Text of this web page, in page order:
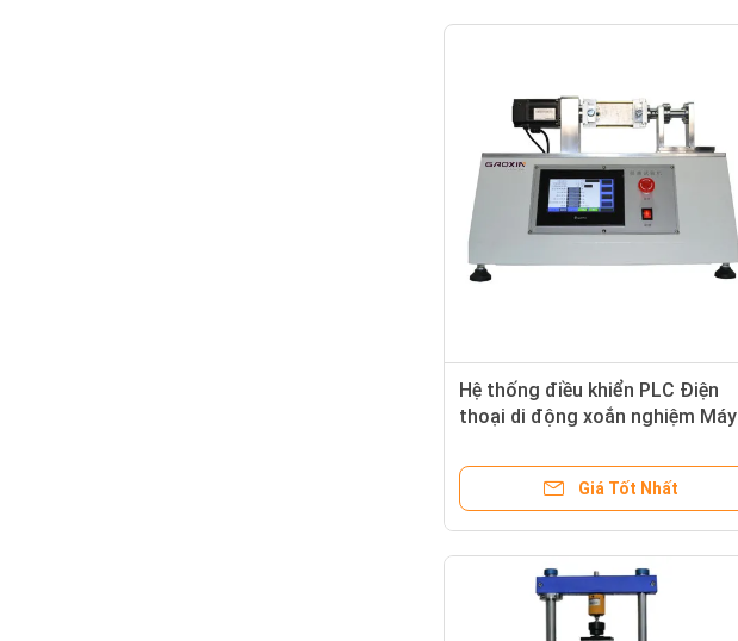
Hệ thống điều khiển PLC Điện
thoại di động xoắn nghiệm Máy
Giá Tốt Nhất